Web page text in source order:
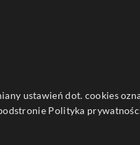
ustawień dot. cookies
Polityka